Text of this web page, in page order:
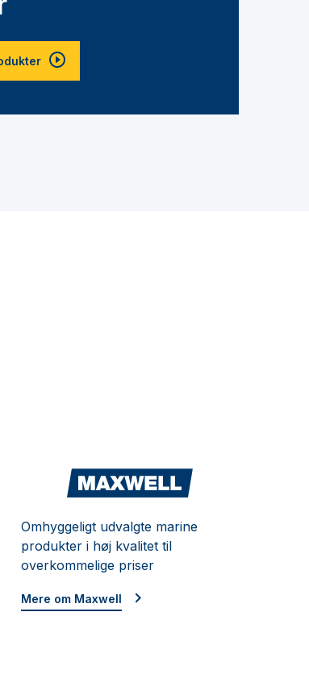
Omhyggeligt udvalgte marine
produkter i høj kvalitet til
overkommelige priser
Mere om Maxwell